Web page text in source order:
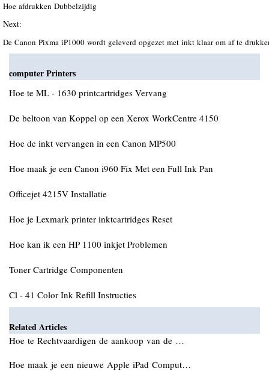
Hoe afdrukken Dubbelzijdig
Next:
De Canon Pixma iP1000 wordt geleverd opgezet met inkt klaar om af te
computer Printers
Hoe te ML - 1630 printcartridges Vervang
De beltoon van Koppel op een Xerox WorkCentre 4150
Hoe de inkt vervangen in een Canon MP500
Hoe maak je een Canon i960 Fix Met een Full Ink Pan
Officejet 4215V Installatie
Hoe je Lexmark printer inktcartridges Reset
Hoe kan ik een HP 1100 inkjet Problemen
Toner Cartridge Componenten
Cl - 41 Color Ink Refill Instructies
Related Articles
Hoe te Rechtvaardigen de aankoop van de …
Hoe maak je een nieuwe Apple iPad Comput…